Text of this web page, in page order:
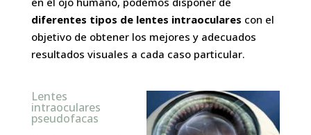
diferentes tipos de lentes intraoculares con el
objetivo de obtener los mejores y adecuados
resultados visuales a cada caso particular.
Lentes
intraoculares
pseudofacas